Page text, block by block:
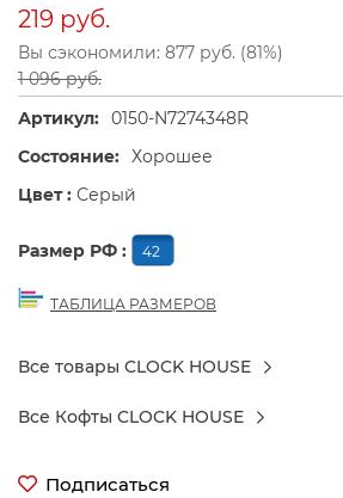
219 руб.
Вы сэкономили: 877 руб. (81%)
1 096 руб.
Артикул: 0150-N7274348R
Состояние: Хорошее
Цвет : Серый
Размер РФ : 42
ТАБЛИЦА РАЗМЕРОВ
Все товары CLOCK HOUSE
Все Кофты CLOCK HOUSE
Подписаться